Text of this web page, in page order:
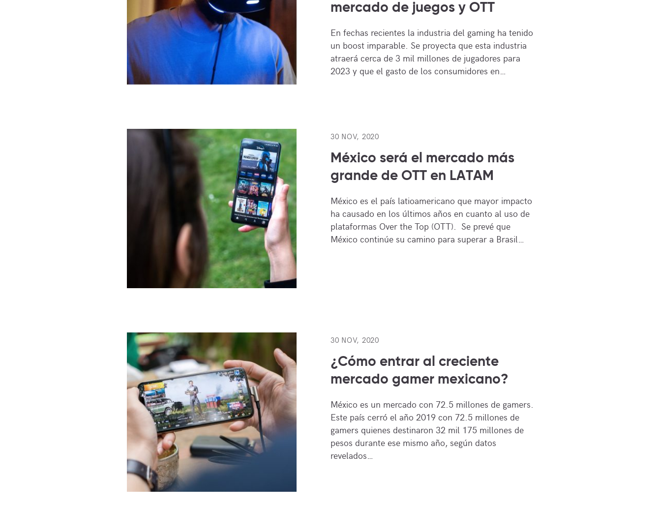
mercado de juegos y OTT
En fechas recientes la industria del gaming ha tenido
un boost imparable. Se proyecta que esta industria
atraerá cerca de 3 mil millones de jugadores para
2023 y que el gasto de los consumidores en…
30 NOV, 2020
México será el mercado más
grande de OTT en LATAM
México es el país latioamericano que mayor impacto
ha causado en los últimos años en cuanto al uso de
plataformas Over the Top (OTT). Se prevé que
México continúe su camino para superar a Brasil…
30 NOV, 2020
¿Cómo entrar al creciente
mercado gamer mexicano?
México es un mercado con 72.5 millones de gamers.
Este país cerró el año 2019 con 72.5 millones de
gamers quienes destinaron 32 mil 175 millones de
pesos durante ese mismo año, según datos
revelados…